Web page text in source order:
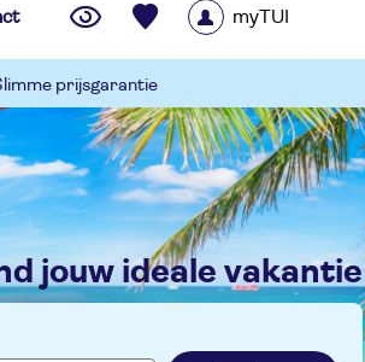
myTUI
prijsgarantie
jouw ideale vakantie